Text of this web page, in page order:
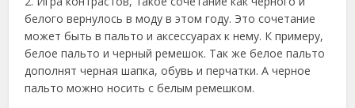
белого вернулось в моду в этом году. Это сочетание
может быть в пальто и аксессуарах к нему. К примеру,
белое пальто и черный ремешок. Так же белое пальто
дополнят черная шапка, обувь и перчатки. А черное
пальто можно носить с белым ремешком.